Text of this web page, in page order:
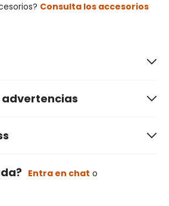
Consulta los accesorios
advertencias
Entra en chat o